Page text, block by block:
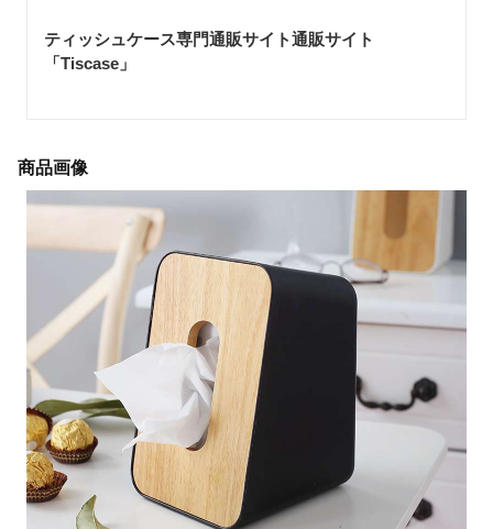
ティッシュケース専門通販サイト通販サイト
「Tiscase 」
商品画像